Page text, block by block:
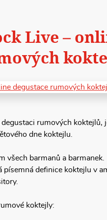
Live –
rumových koktejlů,
dne koktejlu.
všech barmanů a
písemná definice koktejlu v
koktejly: